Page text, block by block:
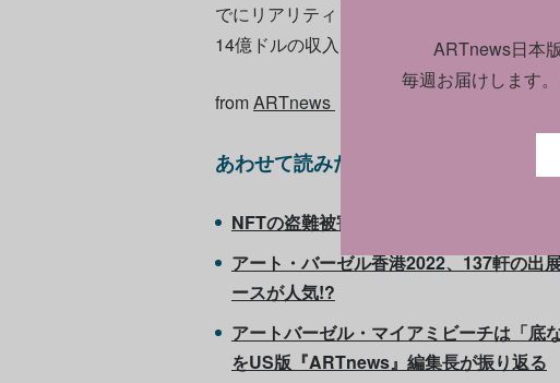
でにリアリティ・ラボ部門には108億ドル
14億ドルの収入しか得られていないとい
fromARTnews
あわせて読みたい
NFTの盗難被害は1年で140億円に迫る勢
アート・バーゼル香港2022、137軒の出
ースが人気!?
アートバーゼル・マイアミビーチは「底
をUS版『ARTnews』編集長が振り返る
ARTnews日本
毎週お届けします。